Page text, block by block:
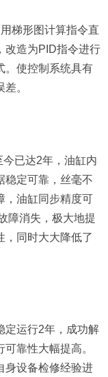
梯形图计算指令直
改造为PID指令进行
。使控制系统具有
。
已达2年，油缸内
稳定可靠，丝毫不
，油缸同步精度可
障消失，极大地提
，同时大大降低了
定运行2年，成功解
靠性大幅提高。
身设备检修经验进